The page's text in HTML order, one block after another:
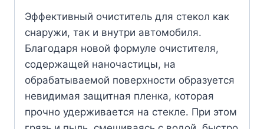
Эффективный очиститель для стекол как
снаружи, так и внутри автомобиля.
Благодаря новой формуле очистителя,
содержащей наночастицы, на
обрабатываемой поверхности образуется
невидимая защитная пленка, которая
прочно удерживается на стекле. При этом